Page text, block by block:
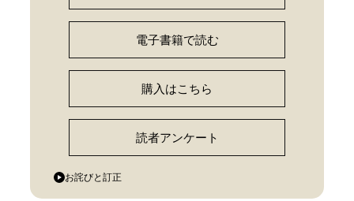
電子書籍で読む
購入はこちら
読者アンケート
お詫びと訂正